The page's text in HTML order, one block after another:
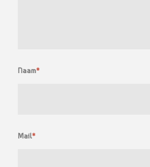
Naam*
Mail*